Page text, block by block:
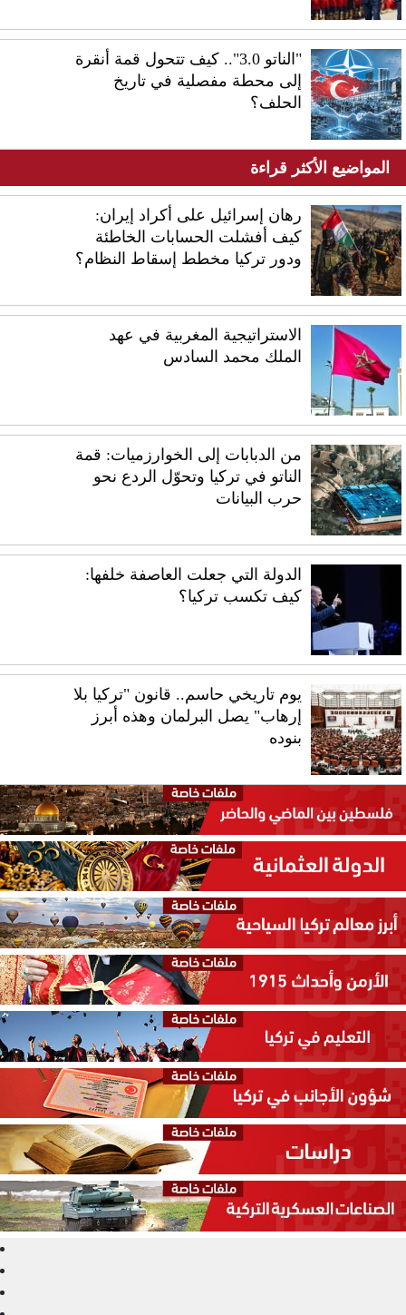
"الناتو 3.0".. كيف تتحول قمة أنقرة
إلى محطة مفصلية في تاريخ
الحلف؟
المواضيع الأكثر قراءة
رهان إسرائيل على أكراد إيران:
كيف أفشلت الحسابات الخاطئة
ودور تركيا مخطط إسقاط النظام؟
الاستراتيجية المغربية في عهد
الملك محمد السادس
من الدبابات إلى الخوارزميات: قمة
الناتو في تركيا وتحوّل الردع نحو
حرب البيانات
الدولة التي جعلت العاصفة خلفها:
كيف تكسب تركيا؟
يوم تاريخي حاسم.. قانون "تركيا بلا
إرهاب" يصل البرلمان وهذه أبرز
بنوده